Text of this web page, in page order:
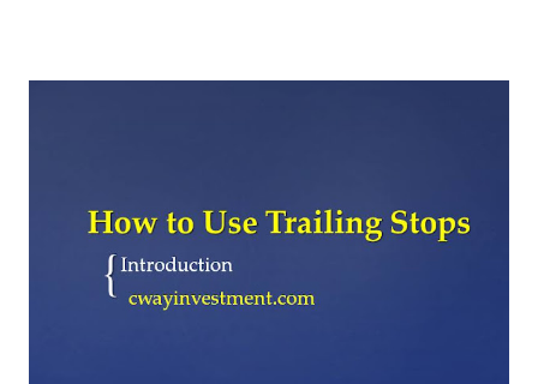
build ใส่ในกราฟ มันจะทดสอบกับข้อมูล ย้อนหลังให้ระดับหนึ่ง และ
ก็รัน real time mode แบบ forward test บน web application
ให้ด้วย รวมๆสำหรับ ของฟรีก็ OK มากเลย อย่างในภาพผมก็เขียน
code ทดลองซื้อขายแบบง่ายๆแบบ pyramid trading ก็ได้ผลดัง